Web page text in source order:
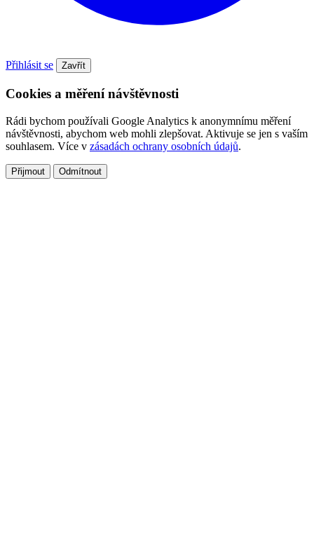
Přihlásit se Zavřít
Cookies a měření návštěvnosti
Rádi bychom používali Google Analytics k anonymnímu měření
návštěvnosti, abychom web mohli zlepšovat. Aktivuje se jen s vaším
souhlasem. Více v zásadách ochrany osobních údajů.
Přijmout Odmítnout